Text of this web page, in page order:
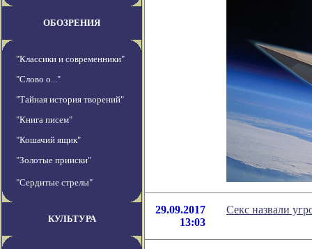
ОБОЗРЕНИЯ
"Классики и современники"
"Слово о..."
"Тайная история творений"
"Книга писем"
"Кошачий ящик"
"Золотые прииски"
"Сердитые стрелы"
КУЛЬТУРА
29.09.2017
13:03
Секс назвали